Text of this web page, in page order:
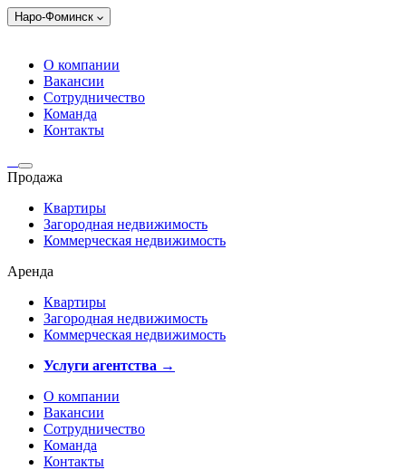
Наро-Фоминск
О компании
Вакансии
Сотрудничество
Команда
Контакты
Продажа
Квартиры
Загородная недвижимость
Коммерческая недвижимость
Аренда
Квартиры
Загородная недвижимость
Коммерческая недвижимость
Услуги агентства →
О компании
Вакансии
Сотрудничество
Команда
Контакты